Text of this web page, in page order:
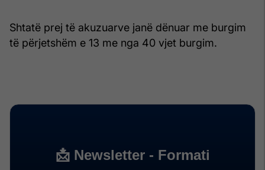
Shtatë prej të akuzuarve janë dënuar me burgim
të përjetshëm e 13 me nga 40 vjet burgim.